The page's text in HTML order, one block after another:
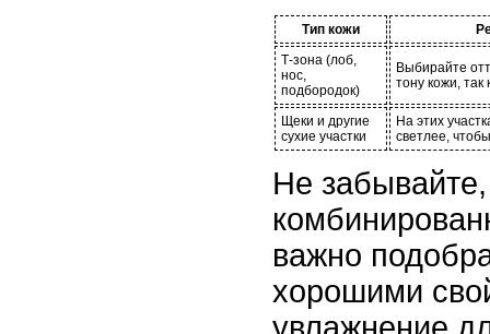
Тип кожи
Т-зона (лоб,
нос,
подбородок)
Выбирайте
тону кожи, так
Щеки и другие
сухие участки
На этих
светлее,
Не
важно
хорошими